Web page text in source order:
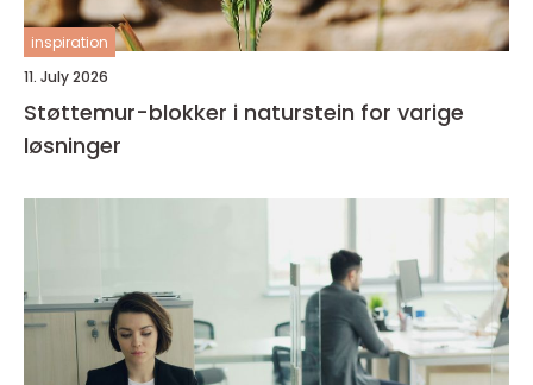
inspiration
11. July 2026
Støttemur-blokker i naturstein for varige
løsninger